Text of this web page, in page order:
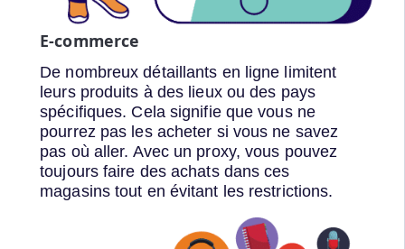
E-commerce
De nombreux détaillants en ligne limitent
leurs produits à des lieux ou des pays
spécifiques. Cela signifie que vous ne
pourrez pas les acheter si vous ne savez
pas où aller. Avec un proxy, vous pouvez
toujours faire des achats dans ces
magasins tout en évitant les restrictions.